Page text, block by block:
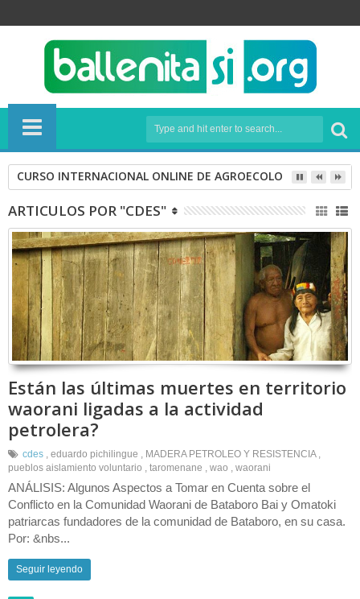
CURSO INTERNACIONAL ONLINE DE AGROECOLOGÍA
ARTICULOS POR "CDES"
Están las últimas muertes en territorio
waorani ligadas a la actividad
petrolera?
cdes , eduardo pichilingue , MADERA PETROLEO Y RESISTENCIA ,
pueblos aislamiento voluntario , taromenane , wao , waorani
ANÁLISIS: Algunos Aspectos a Tomar en Cuenta sobre el
Conflicto en la Comunidad Waorani de Bataboro Bai y Omatoki
patriarcas fundadores de la comunidad de Bataboro, en su casa.
Por: &nbs...
Seguir leyendo